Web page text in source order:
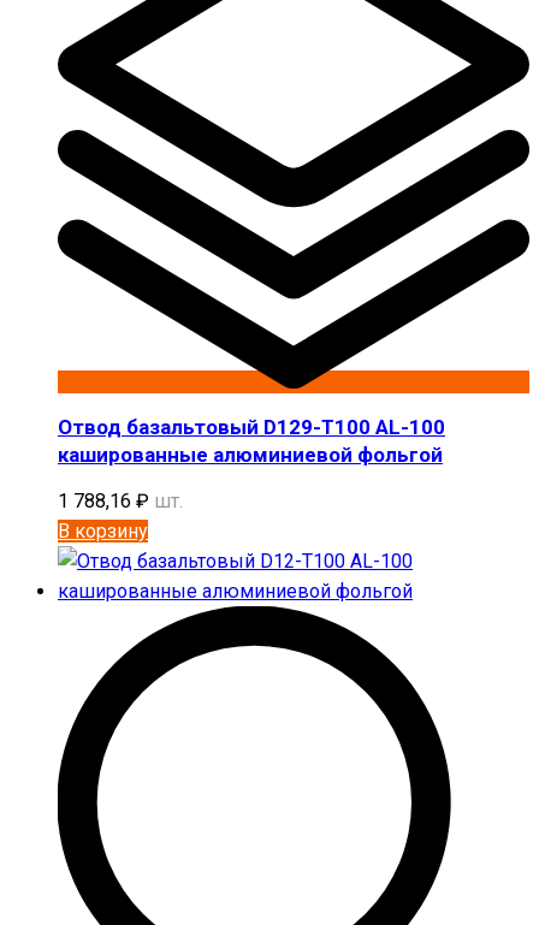
Отвод базальтовый D129-T100 AL-100
кашированные алюминиевой фольгой
1 788,16 ₽ шт.
В корзину